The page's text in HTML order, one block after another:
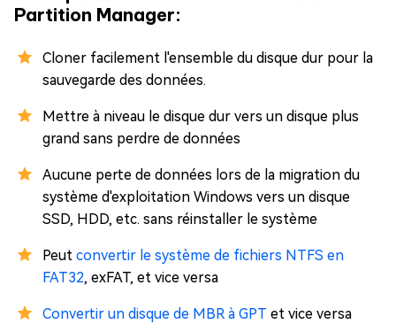
Partition Manager:
Cloner facilement l'ensemble du disque dur pour la
sauvegarde des données.
Mettre à niveau le disque dur vers un disque plus
grand sans perdre de données
Aucune perte de données lors de la migration du
système d'exploitation Windows vers un disque
SSD, HDD, etc. sans réinstaller le système
Peut convertir le système de fichiers NTFS en
FAT32, exFAT, et vice versa
Convertir un disque de MBR à GPT et vice versa